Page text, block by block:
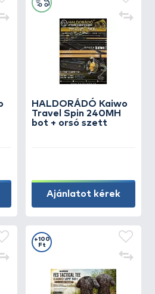
HALDORÁDÓ Kaiwo
Travel Spin 240MH
bot + orsó szett
Ajánlatot kérek
+100
Ft